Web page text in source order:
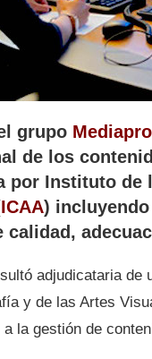
grupo Mediapro
de los
por Instituto de
ICAA)
calidad,
adjudicataria de
y de las Artes
la gestión de